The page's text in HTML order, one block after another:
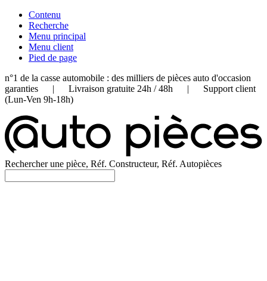
Contenu
Recherche
Menu principal
Menu client
Pied de page
n°1 de la casse automobile : des milliers de pièces auto d'occasion
garanties | Livraison gratuite 24h / 48h | Support client
(Lun-Ven 9h-18h)
Rechercher une pièce, Réf. Constructeur, Réf. Autopièces